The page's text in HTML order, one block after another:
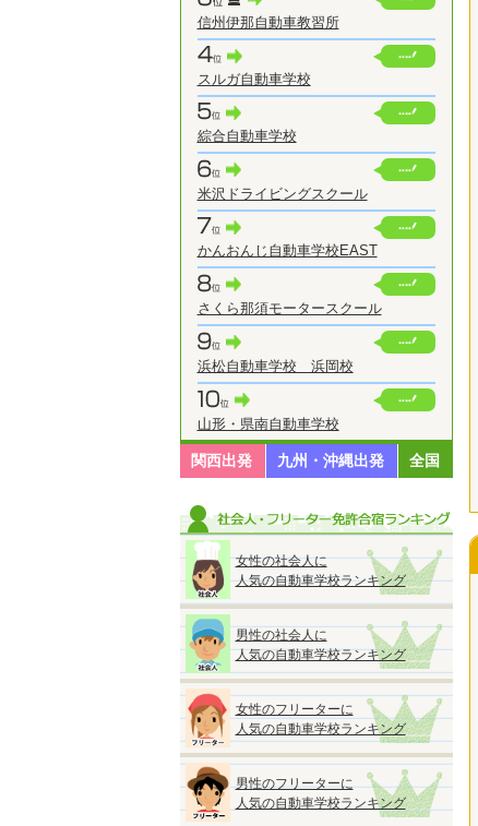
信州伊那自動車教習所
スルガ自動車学校
綜合自動車学校
米沢ドライビングスクール
かんおんじ自動車学校EAST
さくら那須モータースクール
浜松自動車学校 浜岡校
山形・県南自動車学校
関西出発 九州・沖縄出発 全国
女性の社会人に
人気の自動車学校ランキング
男性の社会人に
人気の自動車学校ランキング
女性のフリーターに
人気の自動車学校ランキング
男性のフリーターに
人気の自動車学校ランキング